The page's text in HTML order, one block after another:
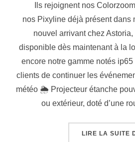
Ils rejoignent nos
nos Pixyline déjà présent dans
nouvel arrivant chez
disponible dès maintenant à la
encore notre gamme notés
clients de continuer les
météo 🌦 Projecteur étanche
ou extérieur, doté d’une
LIRE LA SUITE